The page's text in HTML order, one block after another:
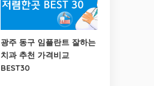
광주 동구 임플란트 잘하는
치과 추천 가격비교
BEST30